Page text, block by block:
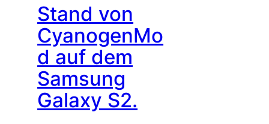
Stand von
CyanogenMo
d auf dem
Samsung
Galaxy S2.